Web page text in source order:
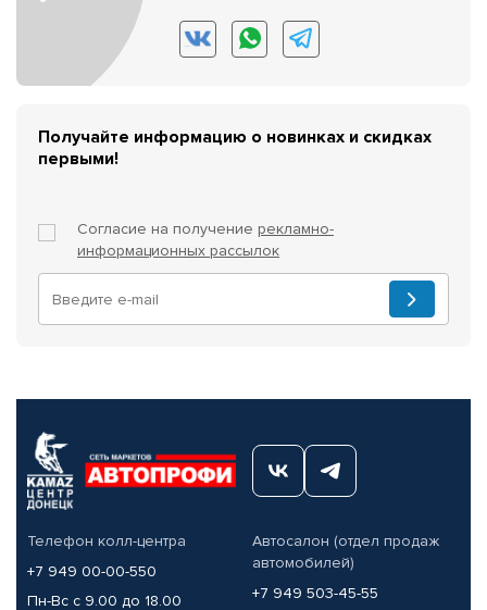
Получайте информацию о новинках и скидках
первыми!
Согласие на получение рекламно-
информационных рассылок
Телефон колл-центра
+7 949 00-00-550
Пн-Вс с 9.00 до 18.00
Автосалон (отдел продаж
автомобилей)
+7 949 503-45-55